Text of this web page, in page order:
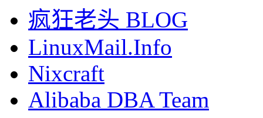
疯狂老头 BLOG
LinuxMail.Info
Nixcraft
Alibaba DBA Team